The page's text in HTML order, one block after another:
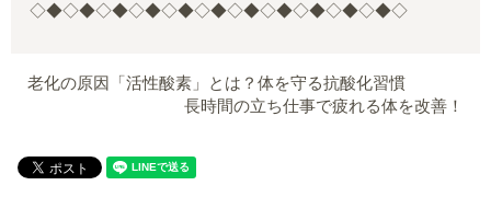
◇◆◇◆◇◆◇◆◇◆◇◆◇◆◇◆◇◆◇◆◇◆◇
老化の原因「活性酸素」とは？体を守る抗酸化習慣
長時間の立ち仕事で疲れる体を改善！